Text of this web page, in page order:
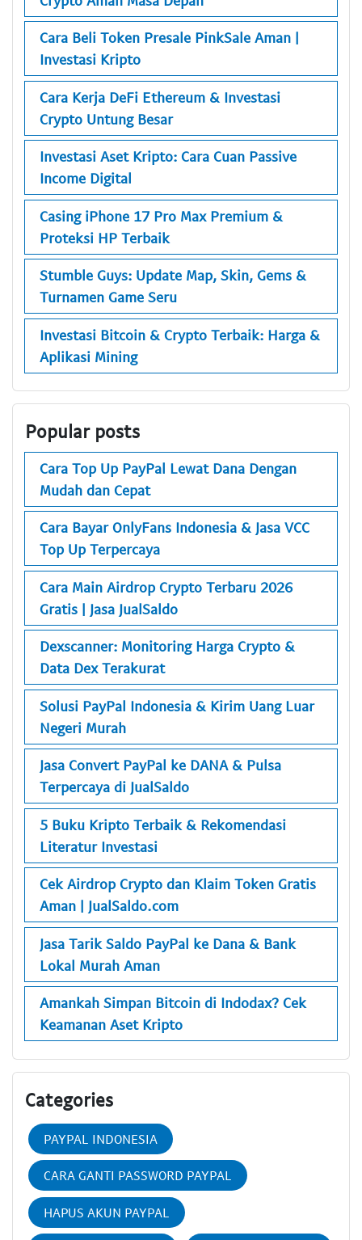
Cara Beli Token Presale PinkSale Aman |
Investasi Kripto
Cara Kerja DeFi Ethereum & Investasi
Crypto Untung Besar
Investasi Aset Kripto: Cara Cuan Passive
Income Digital
Casing iPhone 17 Pro Max Premium &
Proteksi HP Terbaik
Stumble Guys: Update Map, Skin, Gems &
Turnamen Game Seru
Investasi Bitcoin & Crypto Terbaik: Harga &
Aplikasi Mining
Popular posts
Cara Top Up PayPal Lewat Dana Dengan
Mudah dan Cepat
Cara Bayar OnlyFans Indonesia & Jasa VCC
Top Up Terpercaya
Cara Main Airdrop Crypto Terbaru 2026
Gratis | Jasa JualSaldo
Dexscanner: Monitoring Harga Crypto &
Data Dex Terakurat
Solusi PayPal Indonesia & Kirim Uang Luar
Negeri Murah
Jasa Convert PayPal ke DANA & Pulsa
Terpercaya di JualSaldo
5 Buku Kripto Terbaik & Rekomendasi
Literatur Investasi
Cek Airdrop Crypto dan Klaim Token Gratis
Aman | JualSaldo.com
Jasa Tarik Saldo PayPal ke Dana & Bank
Lokal Murah Aman
Amankah Simpan Bitcoin di Indodax? Cek
Keamanan Aset Kripto
Categories
PAYPAL INDONESIA
CARA GANTI PASSWORD PAYPAL
HAPUS AKUN PAYPAL